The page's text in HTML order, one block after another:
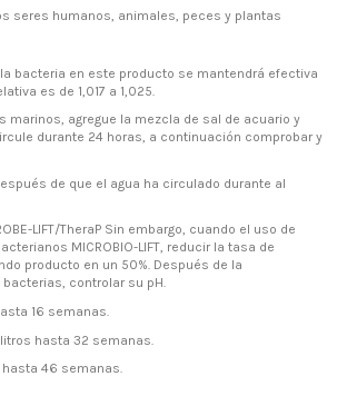
seres humanos, animales, peces y plantas
bacteria en este producto se mantendrá efectiva
es de 1,017 a 1,025.
marinos, agregue la mezcla de sal de acuario y
durante 24 horas, a continuación comprobar y
de que el agua ha circulado durante al
LIFT/TheraP Sin embargo, cuando el uso de
MICROBIO-LIFT, reducir la tasa de
producto en un 50%. Después de la
controlar su pH.
16 semanas.
hasta 32 semanas.
46 semanas.